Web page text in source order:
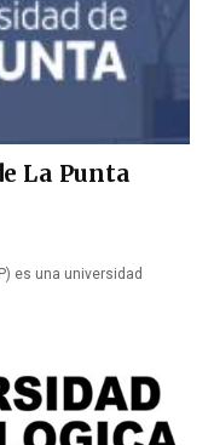
La Punta
es una universidad